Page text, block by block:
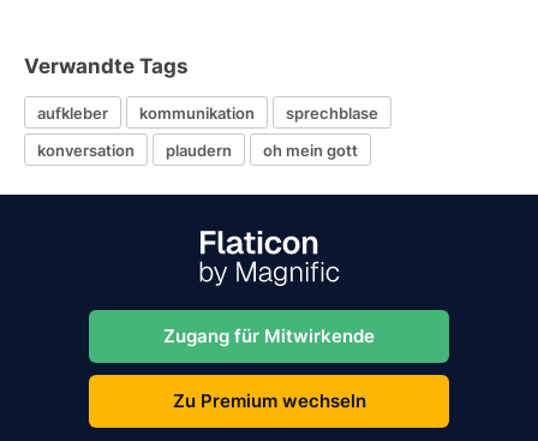
Verwandte Tags
aufkleber kommunikation
sprechblase
konversation
plaudern oh mein gott
Zugang für Mitwirkende
Zu Premium wechseln